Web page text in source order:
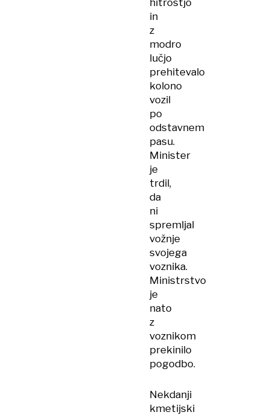
in
z
modro
lučjo
prehitevalo
kolono
vozil
po
odstavnem
pasu.
Minister
je
trdil,
da
ni
spremljal
vožnje
svojega
voznika.
Ministrstvo
je
nato
z
voznikom
prekinilo
pogodbo.
Nekdanji
kmetijski